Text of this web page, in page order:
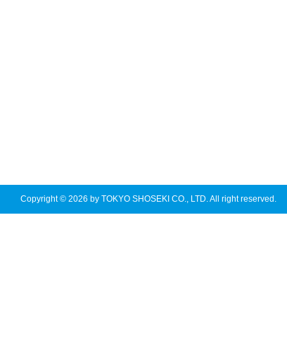
Copyright © 2026 by TOKYO SHOSEKI CO., LTD. All right reserved.